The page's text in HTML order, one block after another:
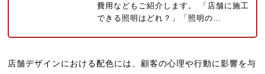
費用などもご紹介します。 「店舗に施工
できる照明はどれ？」「照明の…
店舗デザインにおける配色には、顧客の心理や行動に影響を与